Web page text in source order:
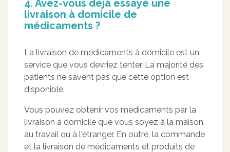
4. Avez-vous déjà essayé une
livraison à domicile de
médicaments ?
La livraison de médicaments à domicile est un
service que vous devriez tenter. La majorité des
patients ne savent pas que cette option est
disponible.
Vous pouvez obtenir vos médicaments par la
livraison à domicile que vous soyez à la maison,
au travail ou à l'étranger. En outre, la commande
et la livraison de médicaments et produits de